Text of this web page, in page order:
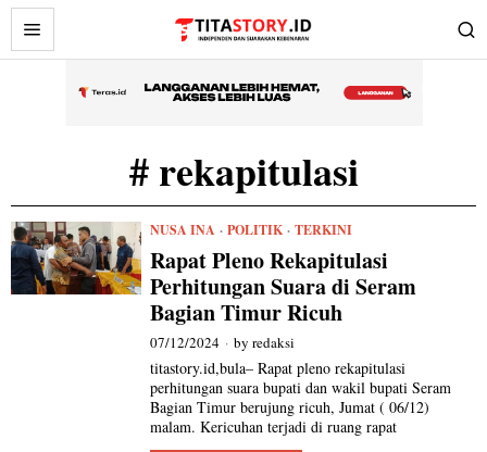
# rekapitulasi
NUSA INA · POLITIK · TERKINI
Rapat Pleno Rekapitulasi
Perhitungan Suara di Seram
Bagian Timur Ricuh
07/12/2024 byredaksi
titastory.id,bula– Rapat pleno rekapitulasi
perhitungan suara bupati dan wakil bupati Seram
Bagian Timur berujung ricuh, Jumat ( 06/12)
malam. Kericuhan terjadi di ruang rapat